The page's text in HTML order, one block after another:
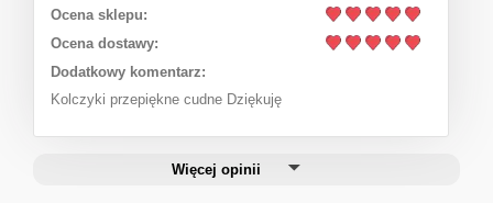
188,25 zł
Regular price:
251,00 zł
Lowest price:188,25 zł
Ocena sklepu:
Ocena dostawy:
Dodatkowy komentarz:
Kolczyki przepiękne cudne Dziękuję
Więcej opinii